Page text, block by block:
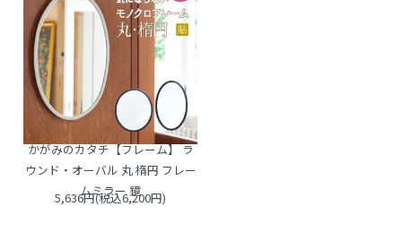
かがみのカタチ【フレーム】 ラ
ウンド・オーバル 丸 楕円 フレー
ムミラー 鏡
5,636円(税込6,200円)